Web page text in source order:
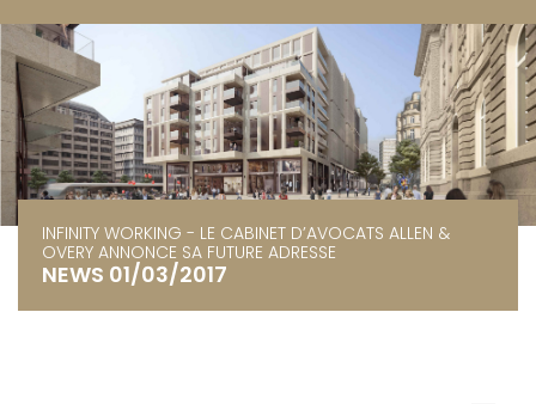
INFINITY WORKING - LE CABINET D’AVOCATS ALLEN &
OVERY ANNONCE SA FUTURE ADRESSE
NEWS 01/03/2017